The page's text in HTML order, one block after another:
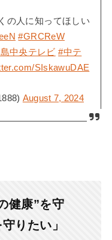
の人に知ってほしい
#GRCReW
中央テレビ #中テ
SIskawuDAE
August 7, 2024
健康”を守
りたい」